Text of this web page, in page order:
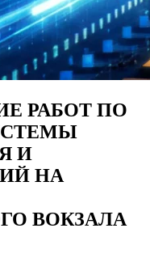
РАБОТ ПО
И
НА
ВОКЗАЛА